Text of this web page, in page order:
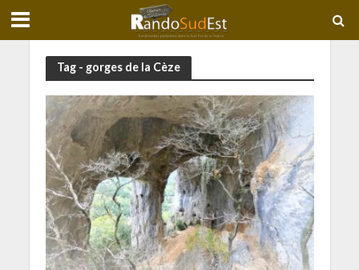
Tag - gorges de la Cèze